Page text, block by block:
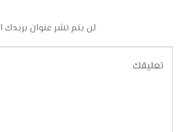
لن يتم نشر عنوان بريدك